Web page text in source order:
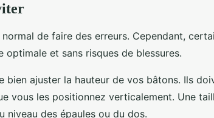
de faire des erreurs. Cependant,
et sans risques de blessures.
bien ajuster la hauteur de vos bâtons. Ils
vous les positionnez verticalement. Une
niveau des épaules ou du dos.